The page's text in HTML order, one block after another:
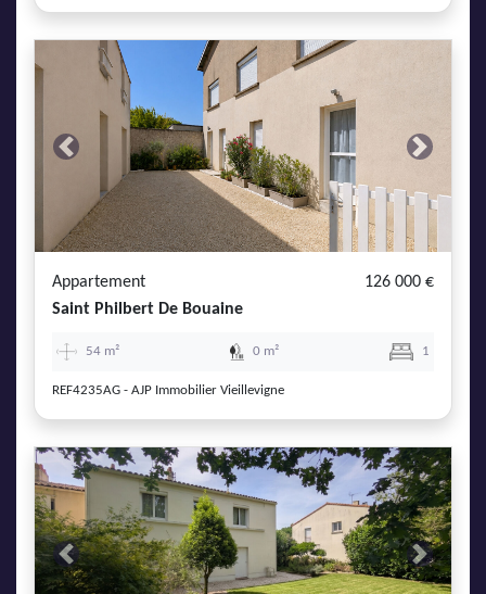
Previous Next
Appartement
126 000 €
Saint Philbert De Bouaine
54 m² 0 m² 1
REF4235AG - AJP Immobilier Vieillevigne
Previous Next